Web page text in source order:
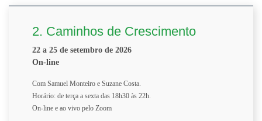
2. Caminhos de Crescimento
22 a 25 de setembro de 2026
On-line
Com Samuel Monteiro e Suzane Costa.
Horário: de terça a sexta das 18h30 às 22h.
On-line e ao vivo pelo Zoom